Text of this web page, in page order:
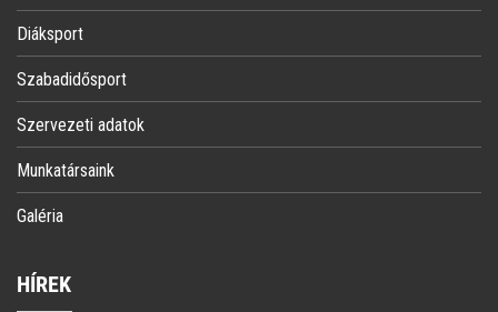
Diáksport
Szabadidősport
Szervezeti adatok
Munkatársaink
Galéria
HÍREK